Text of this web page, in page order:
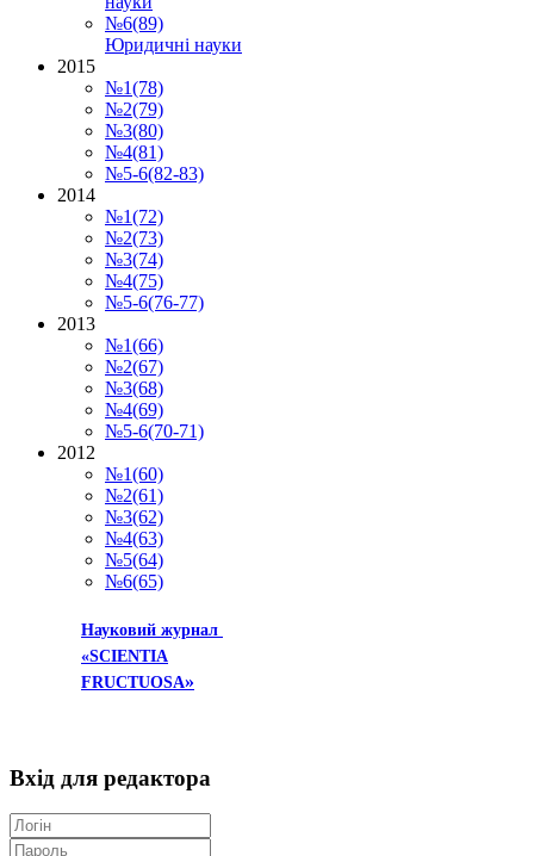
№6(89)
Юридичні науки
2015
№1(78)
№2(79)
№3(80)
№4(81)
№5-6(82-83)
2014
№1(72)
№2(73)
№3(74)
№4(75)
№5-6(76-77)
2013
№1(66)
№2(67)
№3(68)
№4(69)
№5-6(70-71)
2012
№1(60)
№2(61)
№3(62)
№4(63)
№5(64)
№6(65)
Науковий журнал
«SCIENTIA
FRUCTUOSA»
Вхід для редактора